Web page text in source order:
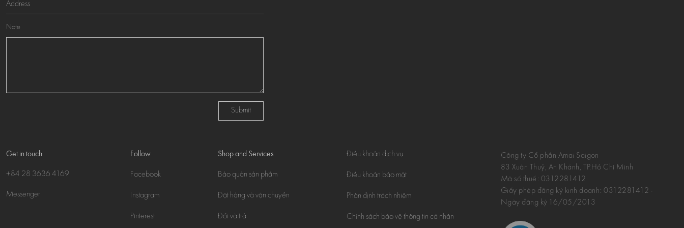
Note
Submit
Get in touch
+84 28 3636 4169
Messenger
Follow
Facebook
Instagram
Pinterest
Shop and Services
Bảo quản sản phẩm
Đặt hàng và vận chuyển
Đổi và trả
Điều khoản dịch vụ
Điều khoản bảo mật
Phân định trách nhiệm
Chính sách bảo vệ thông tin cá nhân
Công ty Cổ phần Amai Saigon
83 Xuân Thuỷ, An Khánh, TP.Hồ Chí Minh
Mã số thuế: 0312281412
Giấy phép đăng ký kinh doanh: 0312281412 -
Ngày đăng ký 16/05/2013